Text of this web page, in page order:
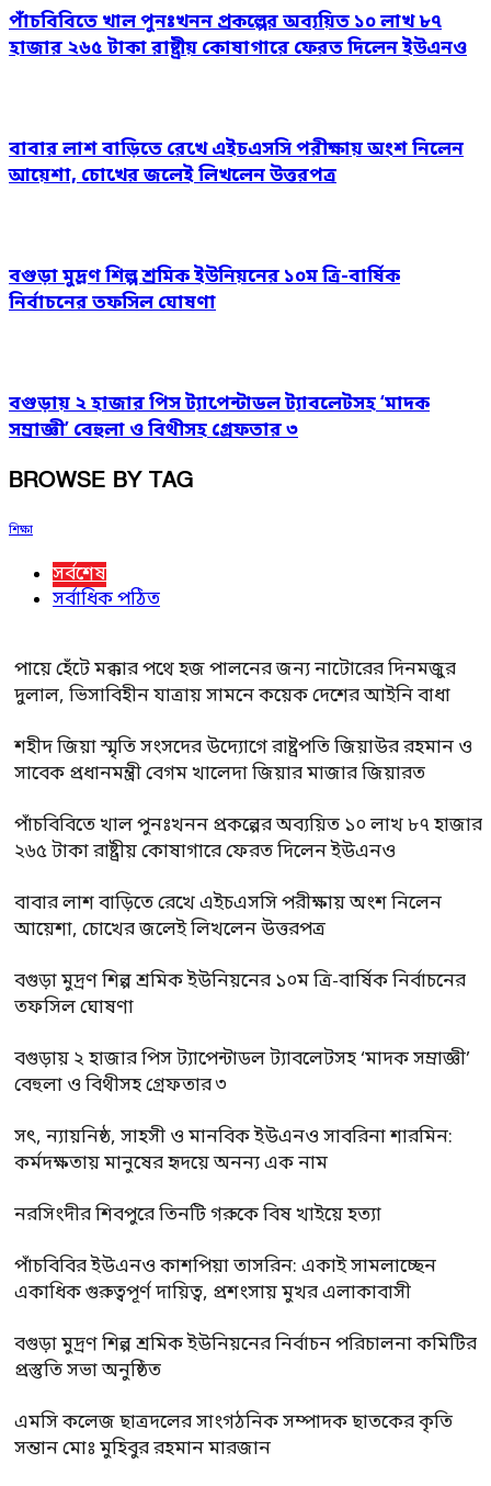
পাঁচবিবিতে খাল পুনঃখনন প্রকল্পের অব্যয়িত ১০ লাখ ৮৭
হাজার ২৬৫ টাকা রাষ্ট্রীয় কোষাগারে ফেরত দিলেন ইউএনও
বাবার লাশ বাড়িতে রেখে এইচএসসি পরীক্ষায় অংশ নিলেন
আয়েশা, চোখের জলেই লিখলেন উত্তরপত্র
বগুড়া মুদ্রণ শিল্প শ্রমিক ইউনিয়নের ১০ম ত্রি-বার্ষিক
নির্বাচনের তফসিল ঘোষণা
বগুড়ায় ২ হাজার পিস ট্যাপেন্টাডল ট্যাবলেটসহ ‘মাদক
সম্রাজ্ঞী’ বেহুলা ও বিথীসহ গ্রেফতার ৩
BROWSE BY TAG
শিক্ষা
সর্বশেষ
সর্বাধিক পঠিত
পায়ে হেঁটে মক্কার পথে হজ পালনের জন্য নাটোরের দিনমজুর
দুলাল, ভিসাবিহীন যাত্রায় সামনে কয়েক দেশের আইনি বাধা
শহীদ জিয়া স্মৃতি সংসদের উদ্যোগে রাষ্ট্রপতি জিয়াউর রহমান ও
সাবেক প্রধানমন্ত্রী বেগম খালেদা জিয়ার মাজার জিয়ারত
পাঁচবিবিতে খাল পুনঃখনন প্রকল্পের অব্যয়িত ১০ লাখ ৮৭ হাজার
২৬৫ টাকা রাষ্ট্রীয় কোষাগারে ফেরত দিলেন ইউএনও
বাবার লাশ বাড়িতে রেখে এইচএসসি পরীক্ষায় অংশ নিলেন
আয়েশা, চোখের জলেই লিখলেন উত্তরপত্র
বগুড়া মুদ্রণ শিল্প শ্রমিক ইউনিয়নের ১০ম ত্রি-বার্ষিক নির্বাচনের
তফসিল ঘোষণা
বগুড়ায় ২ হাজার পিস ট্যাপেন্টাডল ট্যাবলেটসহ ‘মাদক সম্রাজ্ঞী’
বেহুলা ও বিথীসহ গ্রেফতার ৩
সৎ, ন্যায়নিষ্ঠ, সাহসী ও মানবিক ইউএনও সাবরিনা শারমিন:
কর্মদক্ষতায় মানুষের হৃদয়ে অনন্য এক নাম
নরসিংদীর শিবপুরে তিনটি গরুকে বিষ খাইয়ে হত্যা
পাঁচবিবির ইউএনও কাশপিয়া তাসরিন: একাই সামলাচ্ছেন
একাধিক গুরুত্বপূর্ণ দায়িত্ব, প্রশংসায় মুখর এলাকাবাসী
বগুড়া মুদ্রণ শিল্প শ্রমিক ইউনিয়নের নির্বাচন পরিচালনা কমিটির
প্রস্তুতি সভা অনুষ্ঠিত
এমসি কলেজ ছাত্রদলের সাংগঠনিক সম্পাদক ছাতকের কৃতি
সন্তান মোঃ মুহিবুর রহমান মারজান